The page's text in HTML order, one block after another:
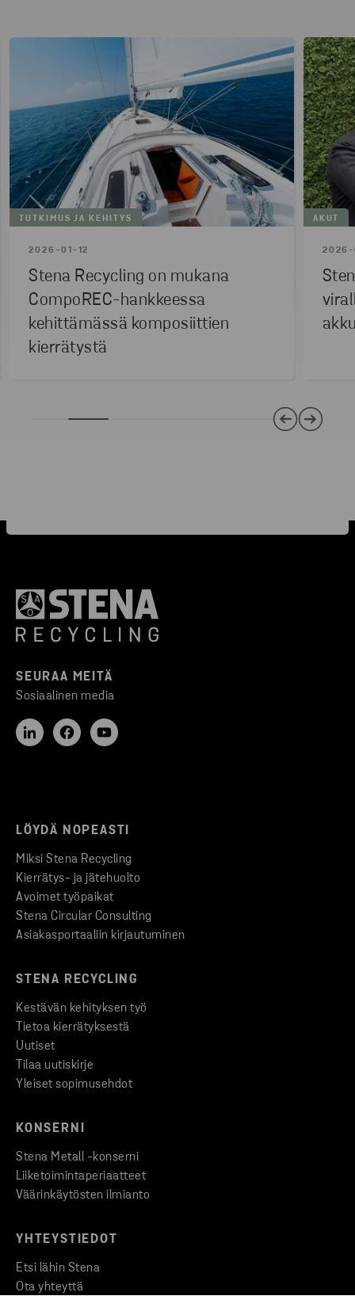
+49 173 3099 741
LÄHETÄ SÄHKÖPOSTIA
TUTKIMUS JA KEHITYS
2026-01-12
Stena Recycling on mukana
CompoREC-hankkeessa
kehittämässä komposiittien
kierrätystä
AKUT
SEURAA MEITÄ
Sosiaalinen media
LÖYDÄ NOPEASTI
Miksi Stena Recycling
Kierrätys- ja jätehuolto
Avoimet työpaikat
Stena Circular Consulting
Asiakasportaaliin kirjautuminen
STENA RECYCLING
Kestävän kehityksen työ
Tietoa kierrätyksestä
Uutiset
Tilaa uutiskirje
Yleiset sopimusehdot
KONSERNI
Stena Metall -konserni
Liiketoimintaperiaatteet
Väärinkäytösten ilmianto
YHTEYSTIEDOT
Etsi lähin Stena
Ota yhteyttä